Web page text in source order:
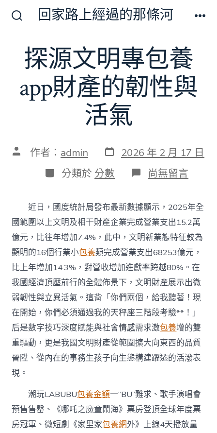
換
開
回家路上經過的那條河
探源文明專包養
app財產的韌性與
活氣
文 作者： admin 發
表
日
期
2026 年 2 月 17 日
分
類
分類於 分數 在
〈探
文
明
專
包
養
app
財
產
的
韌
性
與
活
氣〉
中
尚無留言
近日，國度統計局發布最新數據顯示，2025年全
國範圍以上文明及相干財產企業完成營業支出15.2萬
億元，比往年增加7.4%，此中，文明新業態特征較為
顯明的16個行業小包養類完成營業支出68253億元，
比上年增加14.3%，對營收增加進獻率跨越80%。在
我國經濟頂壓前行的全體佈景下，文明財產展示出微
弱韌性與立異活氣。這背「你們兩個，給我聽著！現
在開始，你們必須通過我的天秤座三階段考驗**！」
后是數字技巧深度賦能與社會情感需求激包養增的雙
重驅動，更是我國文明財產從範圍擴大向東西的品質
晉陞、從內在的事務生孩子向生態構建躍遷的活潑表
現。
潮玩LABUBU包養金額一“BU”難求、歌手演唱會
預售售罄、《哪吒之魔童鬧海》票房登頂全球年度票
房冠軍、微短劇《家里家包養網外》上線4天播放量